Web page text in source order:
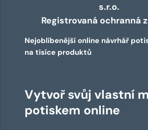
s.r.o.
Registrovaná ochranná
Nejoblíbenější online návrhář
na tisíce produktů
Vytvoř svůj vlastní
potiskem online